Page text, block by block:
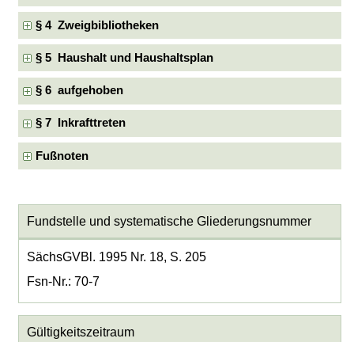
§ 4 Zweigbibliotheken
§ 5 Haushalt und Haushaltsplan
§ 6 aufgehoben
§ 7 Inkrafttreten
Fußnoten
Fundstelle und systematische Gliederungsnummer
SächsGVBl. 1995 Nr. 18, S. 205
Fsn-Nr.: 70-7
Gültigkeitszeitraum